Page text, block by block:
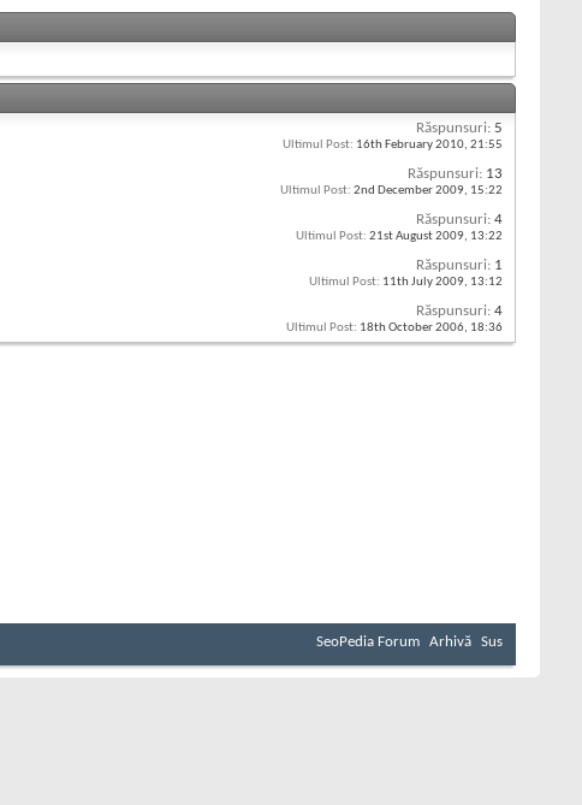
Răspunsuri: 5
Ultimul Post: 16th February 2010, 21:55
Răspunsuri: 13
Ultimul Post: 2nd December 2009, 15:22
Răspunsuri: 4
Ultimul Post: 21st August 2009, 13:22
Răspunsuri: 1
Ultimul Post: 11th July 2009, 13:12
Răspunsuri: 4
Ultimul Post: 18th October 2006, 18:36
SeoPedia Forum Arhivă Sus